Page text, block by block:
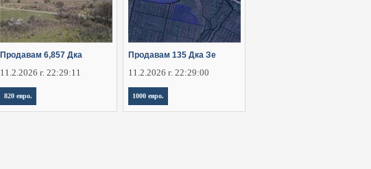
Продавам 6,857 Дка
11.2.2026 г. 22:29:11
820 евро.
Продавам 135 Дка Зе
11.2.2026 г. 22:29:00
1000 евро.